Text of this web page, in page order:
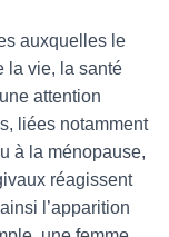
auxquelles le
la vie, la santé
attention
liées notamment
à la ménopause,
réagissent
l’apparition